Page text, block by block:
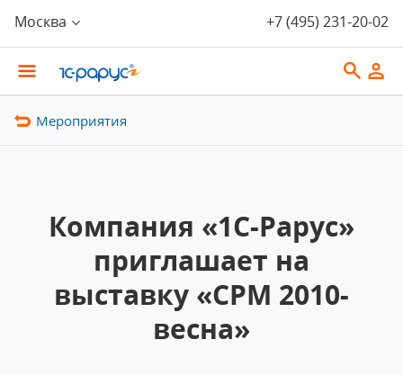
Москва +7 (495) 231-20-02
Мероприятия
Компания «1С-Рарус»
приглашает на
выставку «CPM 2010-
весна»